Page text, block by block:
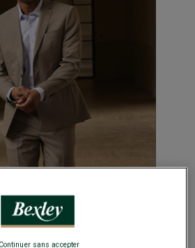
Continuer sans accepter